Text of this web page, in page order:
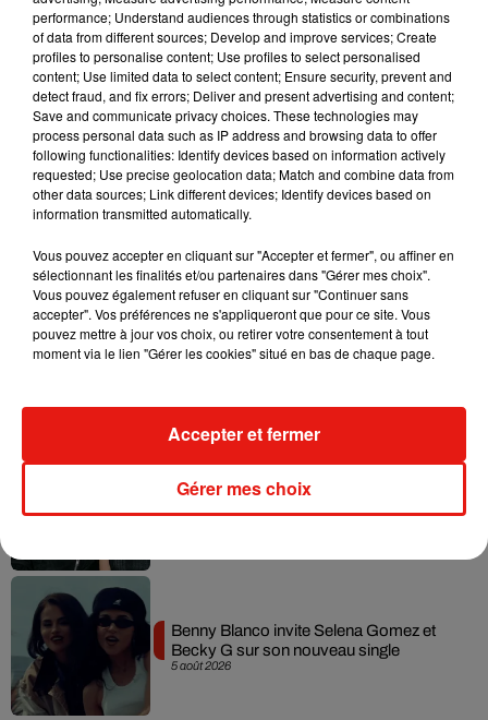
7 août 2026
Julien Lieb s’essaye à la vie de chatelain
dans son nouveau clip
Madonna sort enfin le remix de « Love
Sensation » avec Kylie Minogue
Tayc et Didi B dévoilent le single le plus
dansant de l’année
7 août 2026
Angèle et Amélie Lens dévoilent leur
5 août 2026
Benny Blanco invite Selena Gomez et
Becky G sur son nouveau single
performance; Understand audiences through statistics or combinations
of data from different sources; Develop and improve services; Create
profiles to personalise content; Use profiles to select personalised
content; Use limited data to select content; Ensure security, prevent and
detect fraud, and fix errors; Deliver and present advertising and content;
Save and communicate privacy choices. These technologies may
process personal data such as IP address and browsing data to offer
following functionalities: Identify devices based on information actively
requested; Use precise geolocation data; Match and combine data from
other data sources; Link different devices; Identify devices based on
information transmitted automatically.
Vous pouvez accepter en cliquant sur "Accepter et fermer", ou affiner en
sélectionnant les finalités et/ou partenaires dans "Gérer mes choix".
Vous pouvez également refuser en cliquant sur "Continuer sans
accepter". Vos préférences ne s'appliqueront que pour ce site. Vous
pouvez mettre à jour vos choix, ou retirer votre consentement à tout
moment via le lien "Gérer les cookies" situé en bas de chaque page.
Gérer mes choix
Accepter et fermer